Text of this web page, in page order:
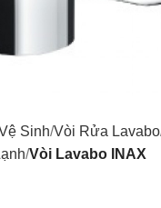
Sinh Vòi Rửa Lavabo
Vòi Lavabo INAX